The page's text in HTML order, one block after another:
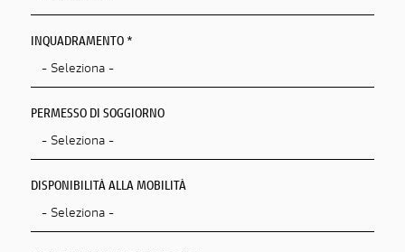
INQUADRAMENTO *
PERMESSO DI SOGGIORNO
DISPONIBILITÀ ALLA MOBILITÀ